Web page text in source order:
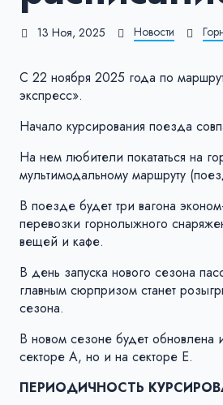
13 Ноя, 2025 Новости
С 22 ноября 2025 года по
экспресс».
Начало курсирования поезда
На нем любители покататься на
мультимодальному маршруту
В поезде будет три вагона
перевозки горнолыжного
вещей и кафе.
В день запуска нового сезона
главным сюрпризом станет
сезона.
В новом сезоне будет обновлена
секторе А, но и на секторе Е.
ПЕРИОДИЧНОСТЬ